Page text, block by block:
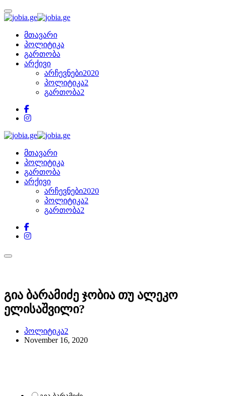
მთავარი
პოლიტიკა
გართობა
არქივი
არჩევნები2020
პოლიტიკა2
გართობა2
მთავარი
პოლიტიკა
გართობა
არქივი
არჩევნები2020
პოლიტიკა2
გართობა2
გია ბარამიძე ჯობია თუ ალეკო
ელისაშვილი?
პოლიტიკა2
November 16, 2020